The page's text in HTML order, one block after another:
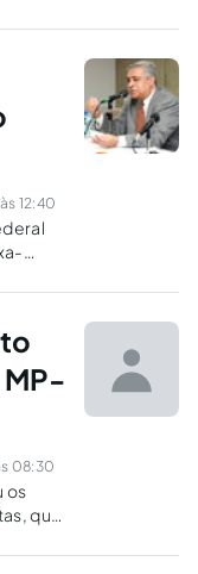
dos
12:40
08:30
os
qual
trouxe